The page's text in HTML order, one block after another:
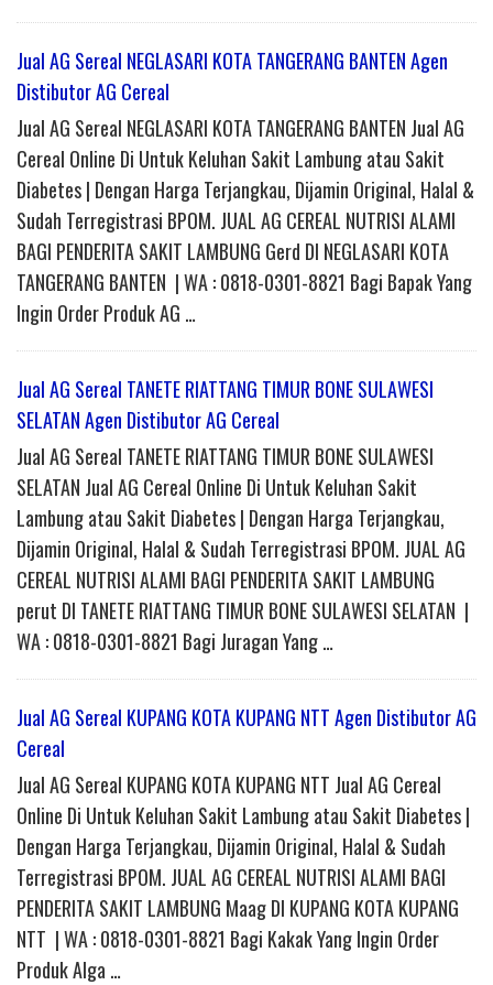
Jual AG Sereal NEGLASARI KOTA TANGERANG BANTEN Agen
Distibutor AG Cereal
Jual AG Sereal NEGLASARI KOTA TANGERANG BANTEN Jual AG
Cereal Online Di Untuk Keluhan Sakit Lambung atau Sakit
Diabetes | Dengan Harga Terjangkau, Dijamin Original, Halal &
Sudah Terregistrasi BPOM. JUAL AG CEREAL NUTRISI ALAMI
BAGI PENDERITA SAKIT LAMBUNG Gerd DI NEGLASARI KOTA
TANGERANG BANTEN | WA : 0818-0301-8821 Bagi Bapak Yang
Ingin Order Produk AG …
Jual AG Sereal TANETE RIATTANG TIMUR BONE SULAWESI
SELATAN Agen Distibutor AG Cereal
Jual AG Sereal TANETE RIATTANG TIMUR BONE SULAWESI
SELATAN Jual AG Cereal Online Di Untuk Keluhan Sakit
Lambung atau Sakit Diabetes | Dengan Harga Terjangkau,
Dijamin Original, Halal & Sudah Terregistrasi BPOM. JUAL AG
CEREAL NUTRISI ALAMI BAGI PENDERITA SAKIT LAMBUNG
perut DI TANETE RIATTANG TIMUR BONE SULAWESI SELATAN |
WA : 0818-0301-8821 Bagi Juragan Yang …
Jual AG Sereal KUPANG KOTA KUPANG NTT Agen Distibutor AG
Cereal
Jual AG Sereal KUPANG KOTA KUPANG NTT Jual AG Cereal
Online Di Untuk Keluhan Sakit Lambung atau Sakit Diabetes |
Dengan Harga Terjangkau, Dijamin Original, Halal & Sudah
Terregistrasi BPOM. JUAL AG CEREAL NUTRISI ALAMI BAGI
PENDERITA SAKIT LAMBUNG Maag DI KUPANG KOTA KUPANG
NTT | WA : 0818-0301-8821 Bagi Kakak Yang Ingin Order
Produk Alga …